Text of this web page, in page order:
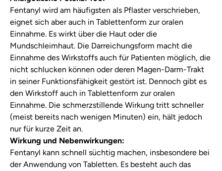
Fentanyl wird am häufigsten als Pflaster verschrieben,
eignet sich aber auch in Tablettenform zur oralen
Einnahme. Es wirkt über die Haut oder die
Mundschleimhaut. Die Darreichungsform macht die
Einnahme des Wirkstoffs auch für Patienten möglich, die
nicht schlucken können oder deren Magen-Darm-Trakt
in seiner Funktionsfähigkeit gestört ist. Dennoch gibt es
den Wirkstoff auch in Tablettenform zur oralen
Einnahme. Die schmerzstillende Wirkung tritt schneller
(meist bereits nach wenigen Minuten) ein, hält jedoch
nur für kurze Zeit an.
Wirkung und Nebenwirkungen:
Fentanyl kann schnell süchtig machen, insbesondere bei
der Anwendung von Tabletten. Es besteht auch das